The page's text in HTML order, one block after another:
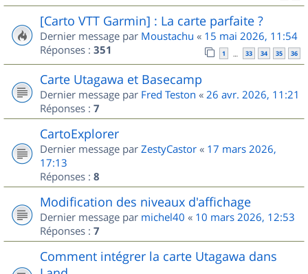
[Carto VTT Garmin] : La carte parfaite ?
Dernier message par Moustachu « 15 mai 2026, 11:54
Réponses : 351 1 … 33 34 35 36
Carte Utagawa et Basecamp
Dernier message par Fred Teston « 26 avr. 2026, 11:21
Réponses : 7
CartoExplorer
Dernier message par ZestyCastor « 17 mars 2026,
17:13
Réponses : 8
Modification des niveaux d'affichage
Dernier message par michel40 « 10 mars 2026, 12:53
Réponses : 7
Comment intégrer la carte Utagawa dans